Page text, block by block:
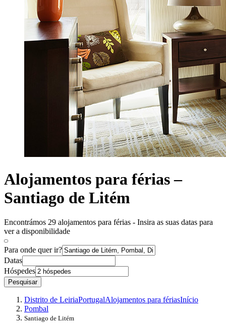
Alojamentos para férias –
Santiago de Litém
Encontrámos 29 alojamentos para férias - Insira as suas datas para
ver a disponibilidade
Para onde quer ir?
Datas
Hóspedes
Pesquisar
Distrito de LeiriaPortugalAlojamentos para fériasInício
Pombal
Santiago de Litém